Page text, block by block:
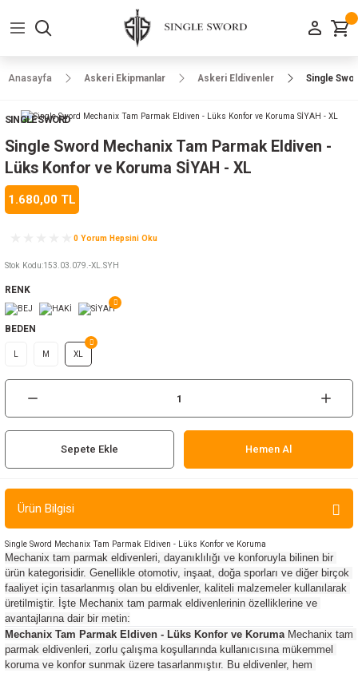
Geri Dön
Geri Dön
Geri Dön
Geri Dön
Geri Dön
Geri Dön
Geri Dön
Anasayfa Askeri Ekipmanlar Askeri Eldivenler Single
SINGLE SWORD
Single Sword Mechanix Tam Parmak Eldiven -
Lüks Konfor ve Koruma SİYAH - XL
1.680,00 TL
0 Yorum Hepsini Oku
Stok Kodu:153.03.079.-XL.SYH
RENK
BEDEN
L M XL
Sepete Ekle Hemen Al
Ürün Bilgisi
Single Sword Mechanix Tam Parmak Eldiven - Lüks Konfor ve Koruma
Mechanix tam parmak eldivenleri, dayanıklılığı ve konforuyla bilinen bir
ürün kategorisidir. Genellikle otomotiv, inşaat, doğa sporları ve diğer birçok
faaliyet için tasarlanmış olan bu eldivenler, kaliteli malzemeler kullanılarak
üretilmiştir. İşte Mechanix tam parmak eldivenlerinin özelliklerine ve
avantajlarına dair bir metin:
Mechanix Tam Parmak Eldiven - Lüks Konfor ve Koruma Mechanix tam
parmak eldivenleri, zorlu çalışma koşullarında kullanıcısına mükemmel
koruma ve konfor sunmak üzere tasarlanmıştır. Bu eldivenler, hem